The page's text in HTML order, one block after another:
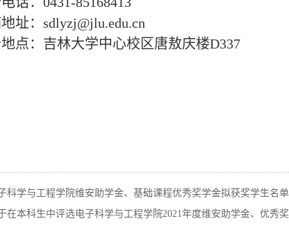
址： sdlyzj@jlu.edu.cn
点：吉林大学中心校区唐敖庆楼D337
科学与工程学院维安助学金、基础课程优秀奖学金拟获奖学生名
在本科生中评选电子科学与工程学院2021年度维安助学金、优秀